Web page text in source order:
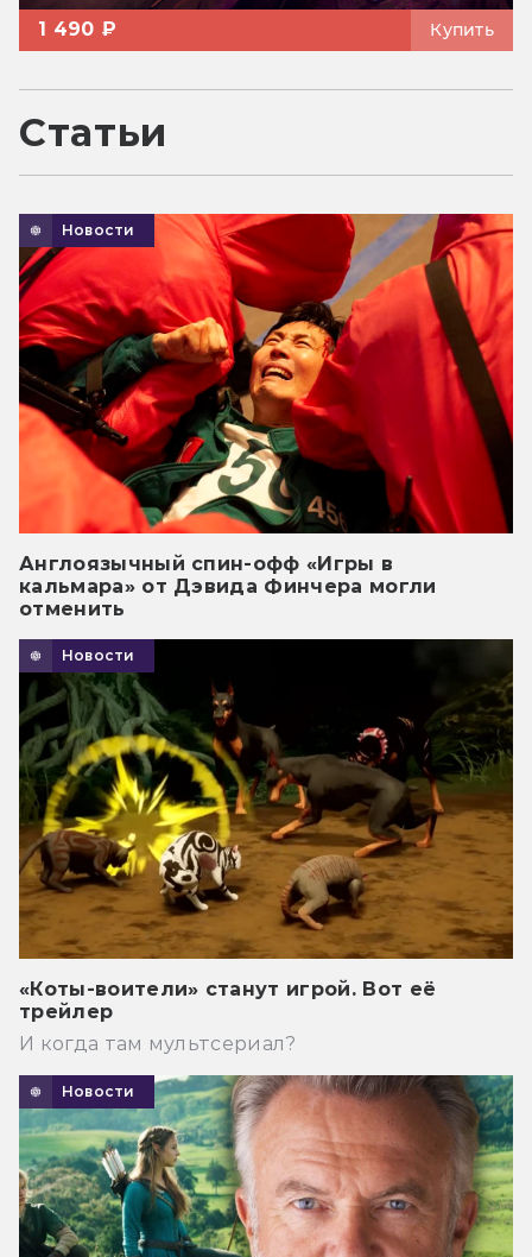
1 490 ₽ Купить
Статьи
Новости
Англоязычный спин-офф «Игры в
кальмара» от Дэвида Финчера могли
отменить
Новости
«Коты-воители» станут игрой. Вот её
трейлер
И когда там мультсериал?
Новости